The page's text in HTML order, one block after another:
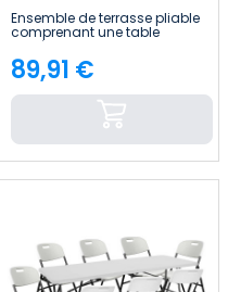
Ensemble de terrasse pliable
comprenant une table
carrée et deux chaises «
Biano » en bambou 7house
Price
89,91 €